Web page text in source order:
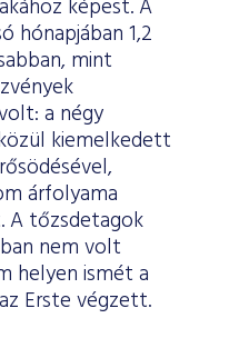
képest. A
hónapjában 1,2
mint
a négy
kiemelkedett
árfolyama
A tőzsdetagok
nem volt
helyen ismét a
Erste végzett.